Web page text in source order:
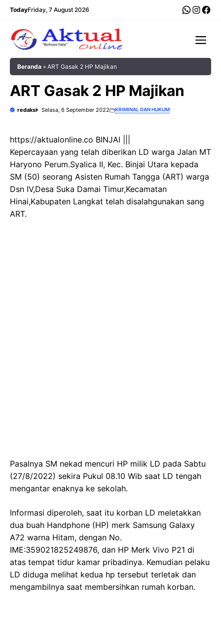
Langsung
TodayFriday, 7 August 2026
Beranda » ART Gasak 2 HP Majikan
ART Gasak 2 HP Majikan
redaksi Selasa, 6 September 2022 KRIMINAL DAN HUKUM
https://aktualonline.co BINJAI |||
Kepercayaan yang telah diberikan LD warga Jalan MT
Haryono Perum.Syalica II, Kec. Binjai Utara kepada
SM (50) seorang Asisten Rumah Tangga (ART) warga
Dsn IV,Desa Suka Damai Timur,Kecamatan
Hinai,Kabupaten Langkat telah disalahgunakan sang
ART.
Pasalnya SM nekad mencuri HP milik LD pada Sabtu
(27/8/2022) sekira Pukul 08.10 Wib saat LD tengah
mengantar enaknya ke sekolah.
Informasi diperoleh, saat itu korban LD meletakkan
dua buah Handphone (HP) merk Samsung Galaxy
A72 warna Hitam, dengan No.
IME:359021825249876, dan HP Merk Vivo P21 di
atas tempat tidur kamar pribadinya. Kemudian pelaku
LD diduga melihat kedua hp tersebut terletak dan
mengambilnya saat membersihkan rumah korban.